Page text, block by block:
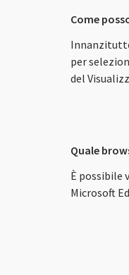
Come
per
del
Quale
È possibile
Microsoft